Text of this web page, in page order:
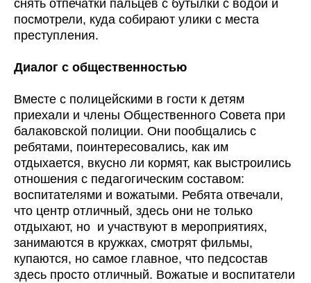
снять отпечатки пальцев с бутылки с водой и
посмотрели, куда собирают улики с места
преступления.
Диалог с общественностью
Вместе с полицейскими в гости к детям
приехали и члены Общественного Совета при
балаковской полиции. Они пообщались с
ребятами, поинтересовались, как им
отдыхается, вкусно ли кормят, как выстроились
отношения с педагогическим составом:
воспитателями и вожатыми. Ребята отвечали,
что центр отличный, здесь они не только
отдыхают, но и участвуют в мероприятиях,
занимаются в кружках, смотрят фильмы,
купаются, но самое главное, что педсостав
здесь просто отличный. Вожатые и воспитатели